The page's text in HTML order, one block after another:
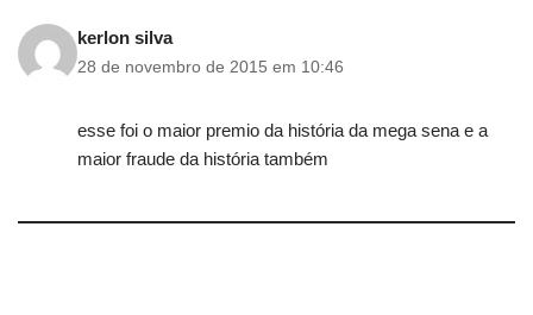
kerlon silva
28 de novembro de 2015 em 10:46
esse foi o maior premio da história da mega sena e a
maior fraude da história também